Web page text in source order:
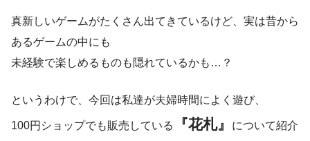
真新しいゲームがたくさん出てきているけど、実は昔から
あるゲームの中にも
未経験で楽しめるものも隠れているかも…？
というわけで、今回は私達が夫婦時間によく遊び、
100円ショップでも販売している 『花札』
について紹介